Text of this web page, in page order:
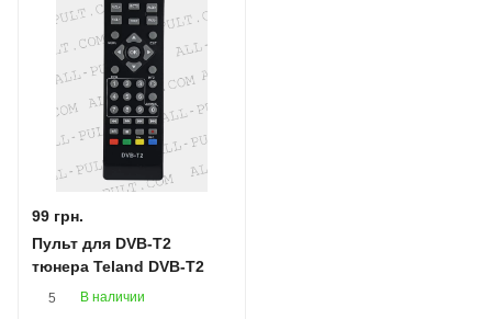
99 грн.
Пульт для DVB-T2
тюнера Teland DVB-T2
5 В наличии